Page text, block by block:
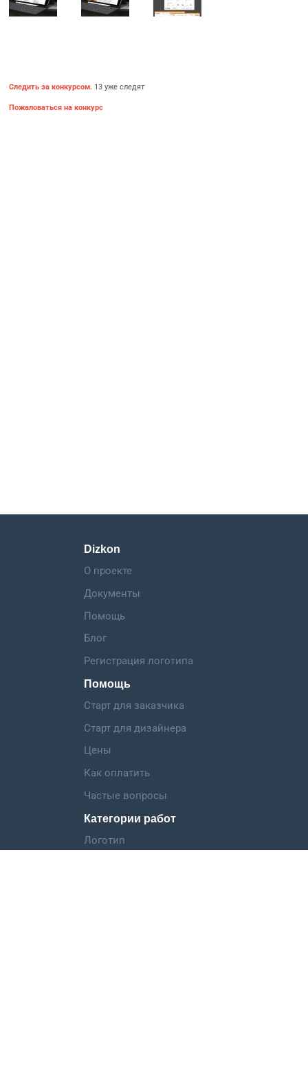
Следить за конкурсом. 13 уже следят
Пожаловаться на конкурс
Dizkon
О проекте
Документы
Помощь
Блог
Регистрация логотипа
Помощь
Старт для заказчика
Старт для дизайнера
Цены
Как оплатить
Частые вопросы
Категории работ
Логотип